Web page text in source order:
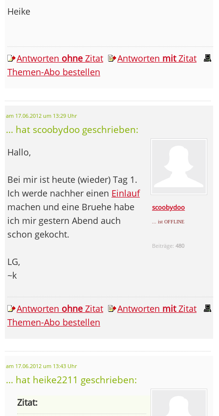
Heike
Antworten ohne Zitat Antworten mitZitat
Themen-Abo bestellen
am 17.06.2012 um 13:29 Uhr
... hat scoobydoo geschrieben:
scoobydoo
... ist OFFLINE
Beiträge:480
Hallo,
Bei mir ist heute (wieder) Tag 1.
Ich werde nachher einen Einlauf
machen und eine Bruehe habe
ich mir gestern Abend auch
schon gekocht.
LG,
~k
Antworten ohne Zitat Antworten mitZitat
Themen-Abo bestellen
am 17.06.2012 um 13:43 Uhr
... hat heike2211 geschrieben:
Zitat: